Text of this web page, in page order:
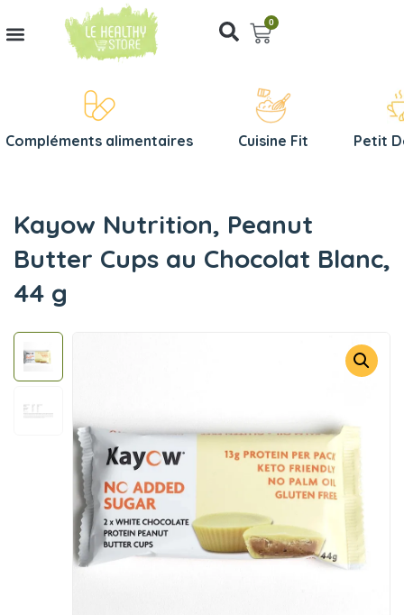
0
Compléments alimentaires Cuisine Fit Petit
Kayow Nutrition, Peanut
Butter Cups au Chocolat Blanc,
44 g